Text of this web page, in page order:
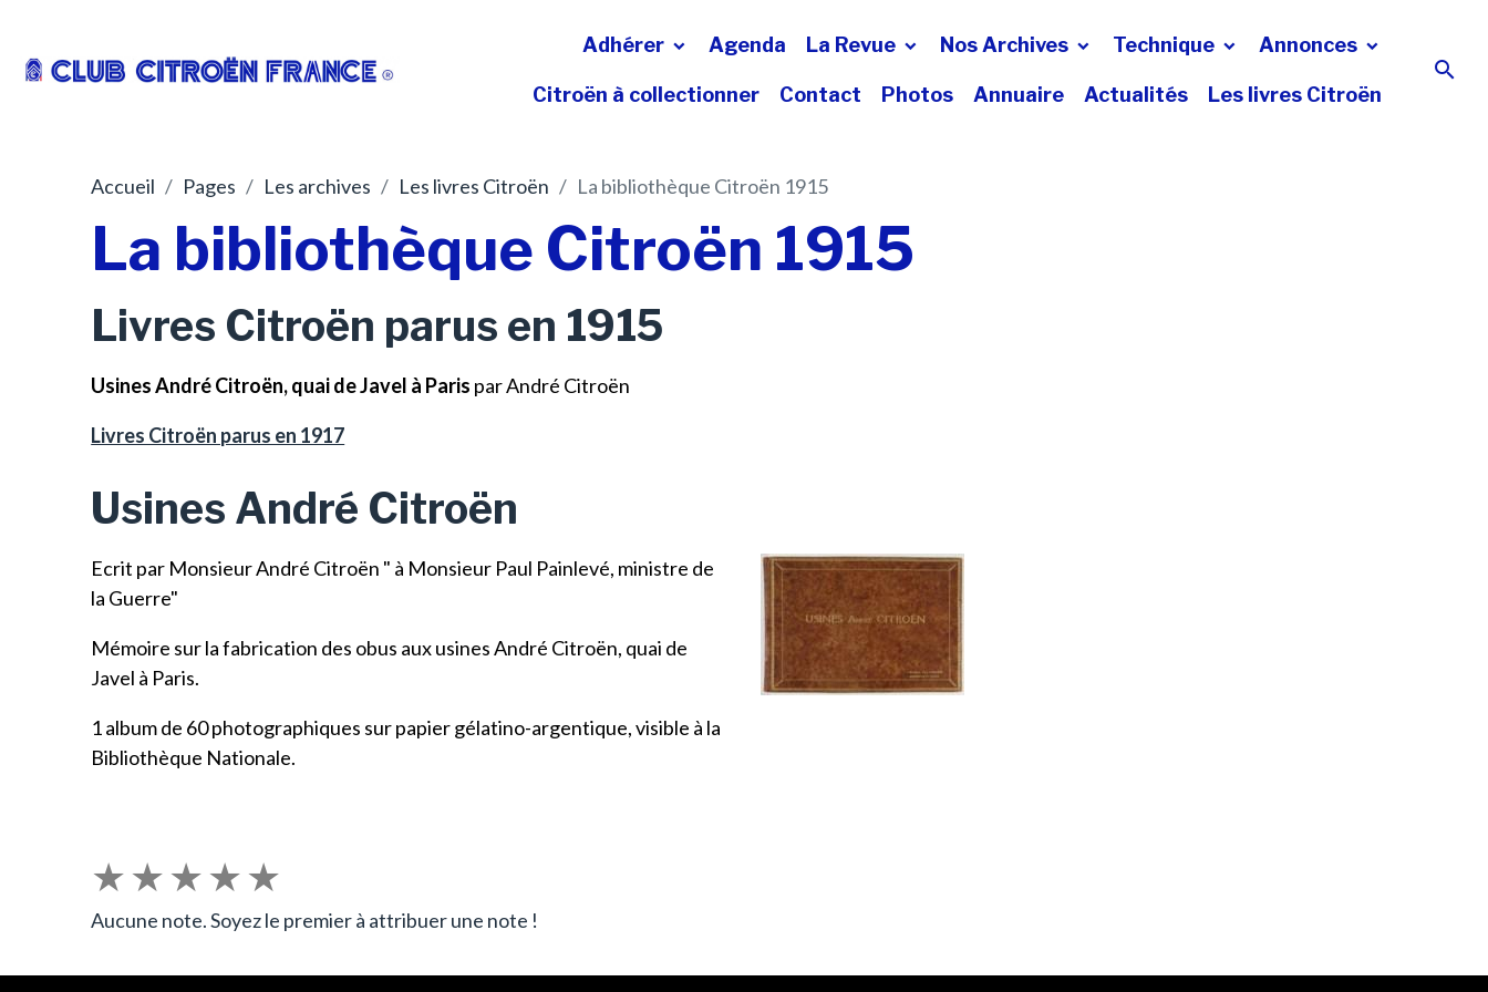
Adhérer Agenda La Revue Nos Archives Technique Annonces
Citroën à collectionner Contact Photos Annuaire Actualités Les livres Citroën
Accueil Pages Les archives Les livres Citroën La bibliothèque Citroën 1915
La bibliothèque Citroën 1915
Livres Citroën parus en 1915
Usines André Citroën, quai de Javel à Paris par André Citroën
Livres Citroën parus en 1917
Usines André Citroën
Ecrit par Monsieur André Citroën " à Monsieur Paul Painlevé, ministre de
la Guerre"
Mémoire sur la fabrication des obus aux usines André Citroën, quai de
Javel à Paris.
1 album de 60 photographiques sur papier gélatino-argentique, visible à la
Bibliothèque Nationale.
★★★★★
Aucune note. Soyez le premier à attribuer une note !